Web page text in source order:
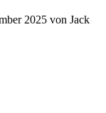
2025 von Jack